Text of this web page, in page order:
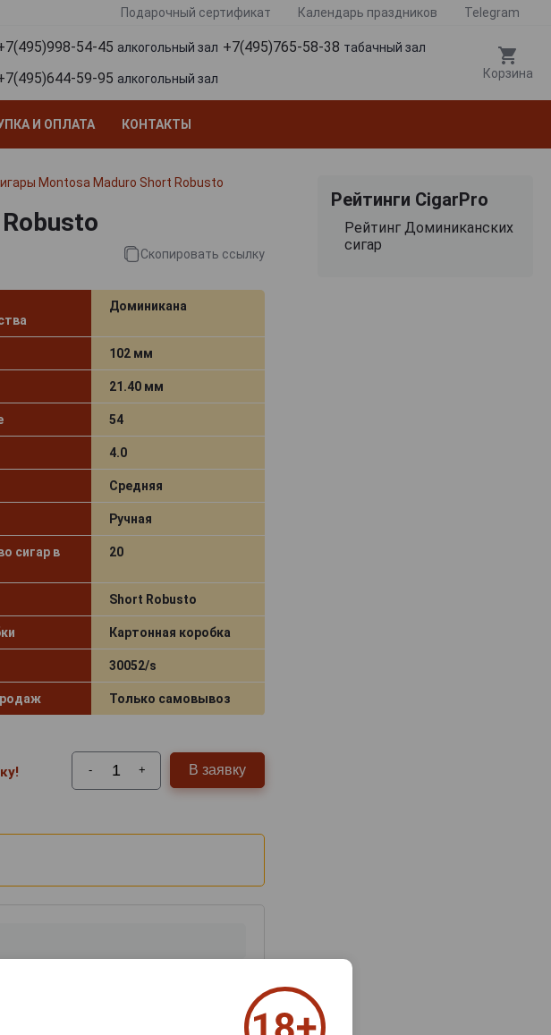
Подарочный сертификат Календарь праздников Telegram
54-45 алкогольный зал +7(495)765-58-38 табачный зал
59-95 алкогольный зал Корзина
И ОПЛАТА КОНТАКТЫ
Montosa Maduro Short Robusto
Скопировать ссылку
Доминикана
102 мм
21.40 мм
54
4.0
Средняя
Ручная
сигар в
20
Short Robusto
Картонная коробка
30052/s
Только самовывоз
- + В заявку
Рейтинги CigarPro
Рейтинг Доминиканских
сигар